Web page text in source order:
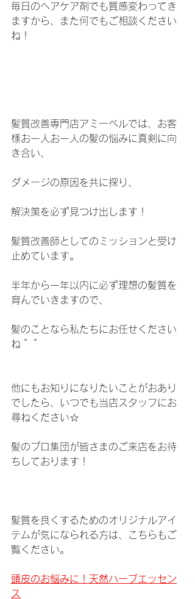
毎日のヘアケア剤でも質感変わってき
ますから、また何でもご相談ください
ね！
髪質改善専門店アミーベルでは、お客
様お一人お一人の髪の悩みに真剣に向
き合い、
ダメージの原因を共に探り、
解決策を必ず見つけ出します！
髪質改善師としてのミッションと受け
止めています。
半年から一年以内に必ず理想の髪質を
育んでいきますので、
髪のことなら私たちにお任せください
ね＾＾
他にもお知りになりたいことがおあり
でしたら、いつでも当店スタッフにお
尋ねください☆
髪のプロ集団が皆さまのご来店をお待
ちしております！
髪質を良くするためのオリジナルアイ
テムが気になられる方は、こちらもご
覧ください。
頭皮のお悩みに！天然ハーブエッセン
ス